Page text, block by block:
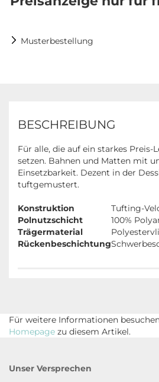
Musterbestellung
BESCHREIBUNG
Für alle, die auf ein starkes Preis-
setzen. Bahnen und Matten mit
Einsetzbarkeit. Dezent in der
tuftgemustert.
Konstruktion
Tufting-
Polnutzschicht
100%
Trägermaterial
Rückenbeschichtung
Für weitere Informationen
Homepage zu diesem Artikel.
Unser Versprechen